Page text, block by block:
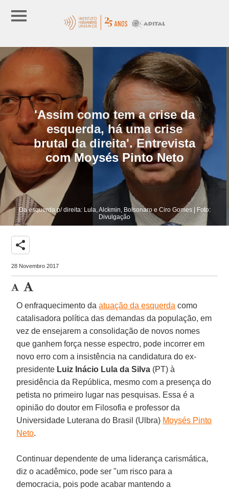
'Assim como tem a crise da
esquerda, há uma crise
brutal da direita'. Entrevista
com Moysés Pinto Neto
Da esquerda p/ direita: Lula, Alckmin, Bolsonaro e Ciro Gomes | Foto:
Divulgação
share
28 Novembro 2017
O enfraquecimento daatuação da esquerda como
catalisadora política das demandas da população, em
vez de ensejarem a consolidação de novos nomes
que ganhem força nesse espectro, pode incorrer em
novo erro com a insistência na candidatura do ex-
presidente Luiz Inácio Lula da Silva (PT) à
presidência da República, mesmo com a presença do
petista no primeiro lugar nas pesquisas. Essa é a
opinião do doutor em Filosofia e professor da
Universidade Luterana do Brasil (Ulbra) Moysés Pinto
Neto.
Continuar dependente de uma liderança carismática,
diz o acadêmico, pode ser "um risco para a
democracia, pois pode acabar mantendo a